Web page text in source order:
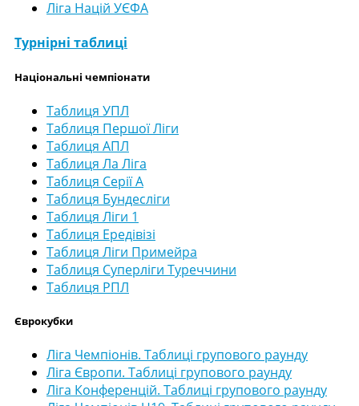
Ліга Націй УЄФА
Турнірні таблиці
Національні чемпіонати
Таблиця УПЛ
Таблиця Першої Ліги
Таблиця АПЛ
Таблиця Ла Ліга
Таблиця Серії А
Таблиця Бундесліги
Таблиця Ліги 1
Таблиця Ередівізі
Таблиця Ліги Примейра
Таблиця Суперліги Туреччини
Таблиця РПЛ
Єврокубки
Ліга Чемпіонів. Таблиці групового раунду
Ліга Європи. Таблиці групового раунду
Ліга Конференцій. Таблиці групового раунду